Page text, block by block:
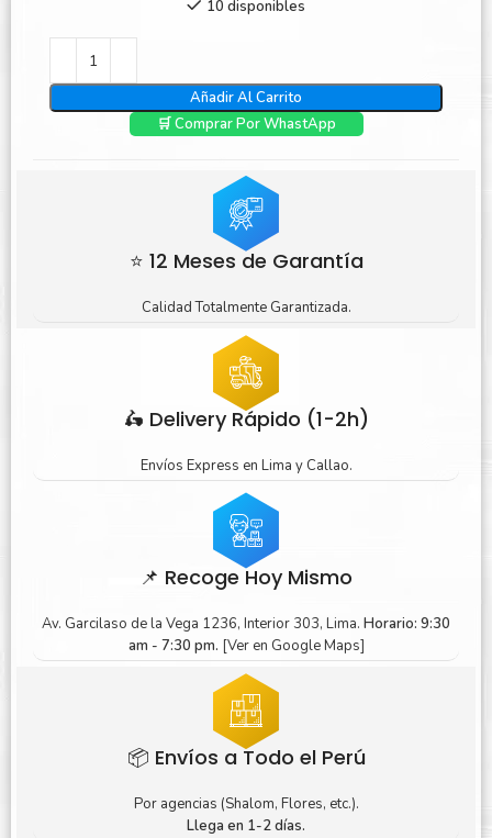
10 disponibles
Añadir Al Carrito
🛒 Comprar Por WhastApp
⭐ 12 Meses de Garantía
Calidad Totalmente Garantizada.
🛵 Delivery Rápido (1-2h)
Envíos Express en Lima y Callao.
📌 Recoge Hoy Mismo
Av. Garcilaso de la Vega 1236, Interior 303, Lima. Horario: 9:30
am - 7:30 pm. [Ver en Google Maps]
📦 Envíos a Todo el Perú
Por agencias (Shalom, Flores, etc.).
Llega en 1-2 días.